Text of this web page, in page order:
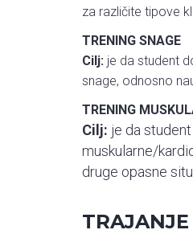
za različite tipove
TRENING SNAGE
Cilj: je da student
snage, odnosno
TRENING
Cilj: je da
muskularne/
druge opasne